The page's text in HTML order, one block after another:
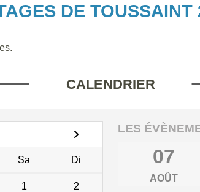
DE TOUSSAINT
CALENDRIER
Sa Di
1 2
LES
07
AOÛT